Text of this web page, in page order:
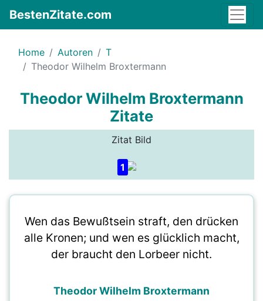
BestenZitate.com
Home Autoren
T
Theodor Wilhelm Broxtermann
Theodor Wilhelm Broxtermann
Zitate
Zitat Bild
1
Wen das Bewußtsein straft, den drücken
alle Kronen; und wen es glücklich macht,
der braucht den Lorbeer nicht.
Theodor Wilhelm Broxtermann